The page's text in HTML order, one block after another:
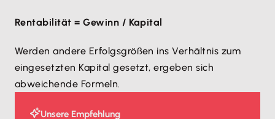
Rentabilität = Gewinn / Kapital
Werden andere Erfolgsgrößen ins Verhältnis zum
eingesetzten Kapital gesetzt, ergeben sich
abweichende Formeln.
Unsere Empfehlung